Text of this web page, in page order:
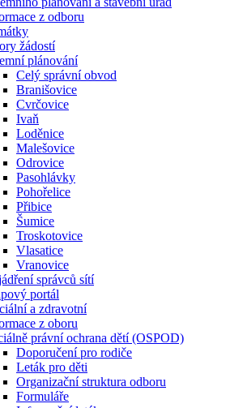
z odboru
žádostí
plánování
Celý správní obvod
Branišovice
Cvrčovice
Ivaň
Loděnice
Malešovice
Odrovice
Pasohlávky
Pohořelice
Přibice
Šumice
Troskotovice
Vlasatice
Vranovice
správců sítí
portál
a zdravotní
z oboru
právní ochrana dětí (OSPOD)
Doporučení pro rodiče
Leták pro děti
Organizační struktura odboru
Formuláře